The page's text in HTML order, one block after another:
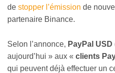
de stopper l’émission de
partenaire Binance.
Selon l’annonce, PayPal USD
aujourd’hui » aux « clients
qui peuvent déjà effectuer un